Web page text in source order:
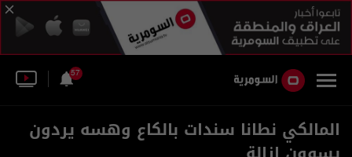
57
المالكي نطانا سندات بالكاع وهسه يردون